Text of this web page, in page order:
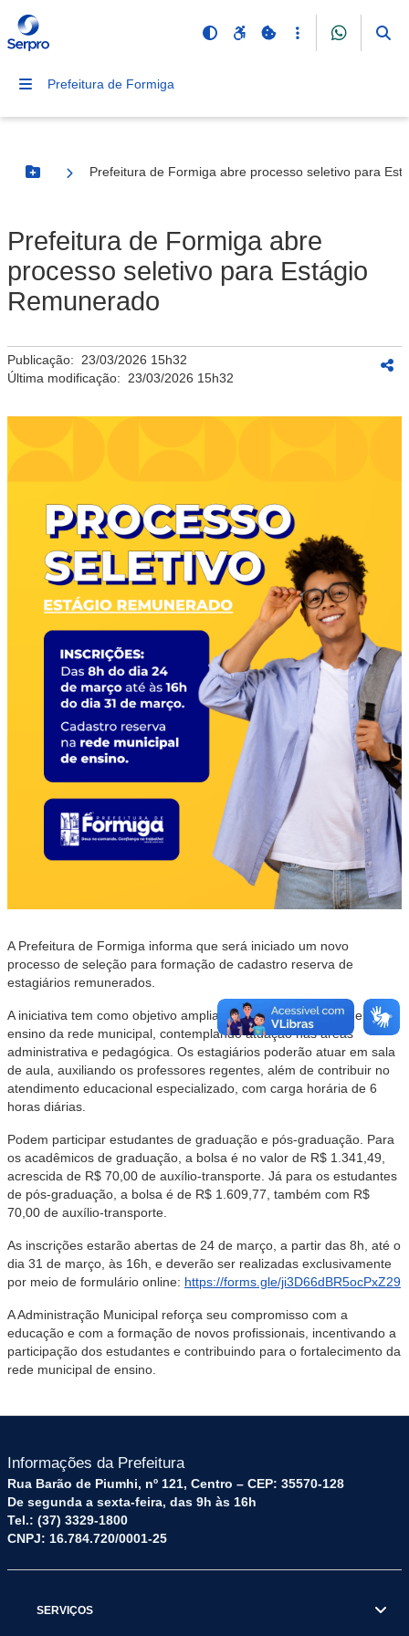
Prefeitura de Formiga
Botão Menu
Prefeitura de Formiga abre processo seletivo para
Prefeitura de Formiga abre
processo seletivo para Estágio
Remunerado
Publicação: 23/03/2026 15h32
Última modificação: 23/03/2026 15h32
A Prefeitura de Formiga informa que será iniciado um novo
processo de seleção para formação de cadastro reserva de
estagiários remunerados.
A iniciativa tem como objetivo ampliar o apoio às unidades de
ensino da rede municipal, contemplando atuação nas áreas
administrativa e pedagógica. Os estagiários poderão atuar em sala
de aula, auxiliando os professores regentes, além de contribuir no
atendimento educacional especializado, com carga horária de 6
horas diárias.
Podem participar estudantes de graduação e pós-graduação. Para
os acadêmicos de graduação, a bolsa é no valor de R$ 1.341,49,
acrescida de R$ 70,00 de auxílio-transporte. Já para os estudantes
de pós-graduação, a bolsa é de R$ 1.609,77, também com R$
70,00 de auxílio-transporte.
As inscrições estarão abertas de 24 de março, a partir das 8h, até o
dia 31 de março, às 16h, e deverão ser realizadas exclusivamente
por meio de formulário online: https://forms.gle/ji3D66dBR5ocPxZ29
A Administração Municipal reforça seu compromisso com a
educação e com a formação de novos profissionais, incentivando a
participação dos estudantes e contribuindo para o fortalecimento da
rede municipal de ensino.
Informações da Prefeitura
Rua Barão de Piumhi, nº 121, Centro – CEP: 35570-128
De segunda a sexta-feira, das 9h às 16h
Tel.: (37) 3329-1800
CNPJ: 16.784.720/0001-25
SERVIÇOS